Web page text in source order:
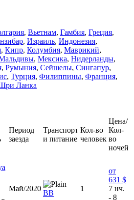
, Вьетнам, Гамбия, Греция,
, Израиль, Индонезия,
, Кипр, Колумбия, Маврикий,
, Мексика, Нидерланды,
, Румыния, Сейшелы, Сингапур,
, Турция, Филиппины, Франция,
Ланка
Период
заезда
Транспорт
и питание
Кол-во
человек
Цена/
Кол-
во
ночей
Май/2020
ВВ
1
от
631 $
7 нч.
- 8